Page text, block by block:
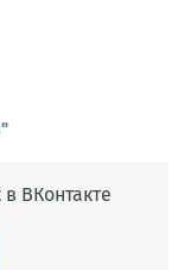
ВКонтакте